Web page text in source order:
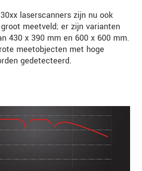
laserscanners zijn nu ook
meetveld; er zijn varianten
430 x 390 mm en 600 x 600 mm.
meetobjecten met hoge
gedetecteerd.